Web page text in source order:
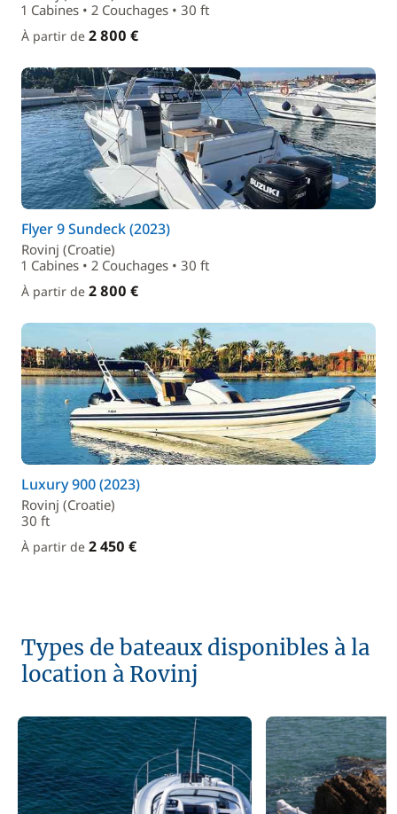
1 Cabines • 2 Couchages • 30 ft
À partir de 2 800 €
Flyer 9 Sundeck (2023)
Rovinj (Croatie)
1 Cabines • 2 Couchages • 30 ft
À partir de 2 800 €
Luxury 900 (2023)
Rovinj (Croatie)
30 ft
À partir de 2 450 €
Types de bateaux disponibles à la
location à Rovinj